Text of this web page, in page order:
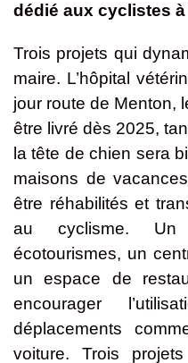
dédié aux cyclistes
Trois projets qui
maire. L’hôpital
jour route de Menton,
être livré dès 2025,
la tête de chien sera
maisons de
être réhabilités et
au cyclisme.
écotourismes, un
un espace de
encourager
déplacements
voiture. Trois